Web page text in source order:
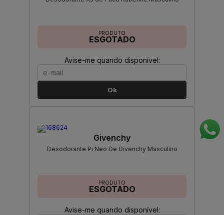
PRODUTO
ESGOTADO
Avise-me quando disponível:
Ok
Givenchy
Desodorante Pi Neo De Givenchy Masculino
PRODUTO
ESGOTADO
Avise-me quando disponível: